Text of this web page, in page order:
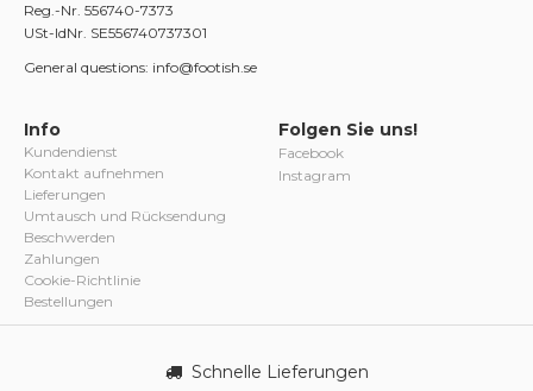
Reg.-Nr. 556740-7373
USt-IdNr. SE556740737301
General questions: info@footish.se
Info
Kundendienst
Kontakt aufnehmen
Lieferungen
Umtausch und Rücksendung
Beschwerden
Zahlungen
Cookie-Richtlinie
Bestellungen
Folgen Sie uns!
Facebook
Instagram
Schnelle Lieferungen